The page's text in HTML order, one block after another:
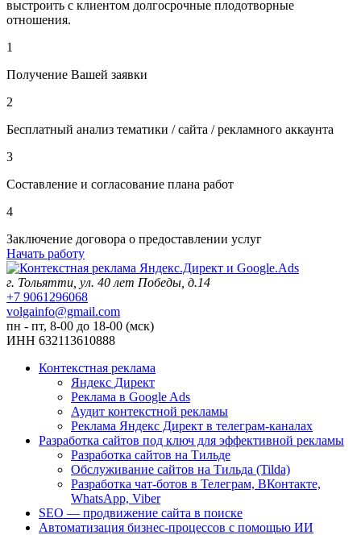
выстроить с клиентом долгосрочные плодотворные
отношения.
1
Получение Вашей заявки
2
Бесплатный анализ тематики / сайта / рекламного аккаунта
3
Составление и согласование плана работ
4
Заключение договора о предоставлении услуг
Начать работу
г. Тольятти, ул. 40 лет Победы, д.14
+7 9061296068
volgainfo@gmail.com
пн - пт, 8-00 до 18-00 (мск)
ИНН 632113610888
Контекстная реклама
Яндекс Директ
Реклама в Google Ads
Аудит контекстной рекламы
Реклама Яндекс Директ в телеграм-каналах
Разработка сайтов под ключ для эффективной рекламы
Разработка сайтов на Тильде
Обслуживание сайтов на Тильда (Tilda)
Разработка чат-ботов в Телеграм, ВКонтакте,
WhatsApp, Viber
SEO — продвижение сайта в поиске
Автоматизация бизнес-процессов с помощью ИИ